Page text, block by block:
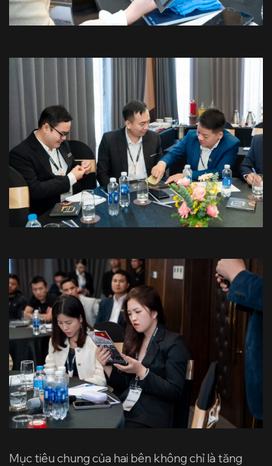
Mục tiêu chung của hai bên không chỉ là tăng